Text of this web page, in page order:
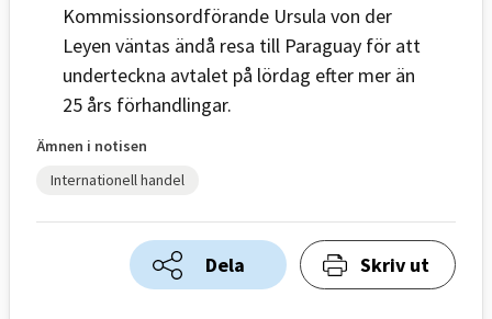
Kommissionsordförande Ursula von der
Leyen väntas ändå resa till Paraguay för att
underteckna avtalet på lördag efter mer än
25 års förhandlingar.
Ämnen i notisen
Internationell handel
Dela Skriv ut